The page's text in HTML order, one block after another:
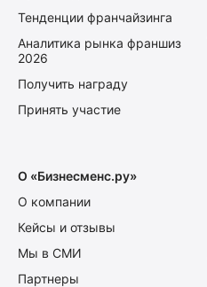
Тенденции франчайзинга
Аналитика рынка франшиз
2026
Получить награду
Принять участие
О «Бизнесменс.ру»
О компании
Кейсы и отзывы
Мы в СМИ
Партнеры